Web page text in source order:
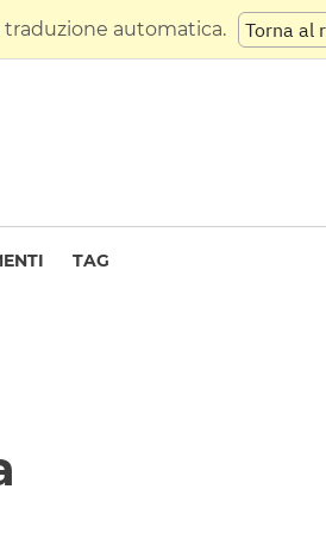
automatica. Torna al
TAG